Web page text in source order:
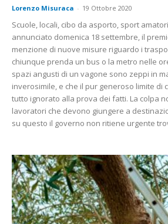
Lorenzo Misuraca - 19 Ottobre 2020
Scuole, locali, cibo da asporto, sport
annunciato domenica 18 settembre, il
menzione di nuove misure riguardo i
chiunque prenda un bus o la metro nelle
spazi angusti di un vagone sono zeppi in
inverosimile, e che il pur generoso limite di
tutto ignorato alla prova dei fatti. La colpa
lavoratori che devono giungere a
su questo il governo non ritiene urgente